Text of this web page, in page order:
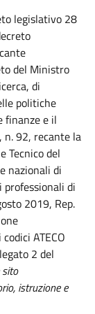
legislativo 28
del Ministro
di
politiche
finanze e il
92, recante la
Tecnico del
nazionali di
di
2019, Rep.
ATECO
2 del
sito
istruzione e